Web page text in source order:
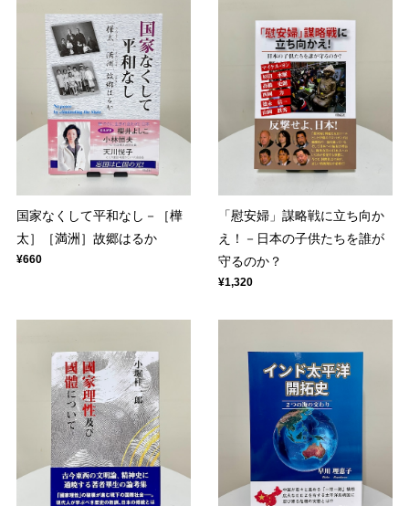
国家なくして平和なし－［樺
太］［満洲］故郷はるか
¥660
「慰安婦」謀略戦に立ち向か
え！－日本の子供たちを誰が
守るのか？
¥1,320